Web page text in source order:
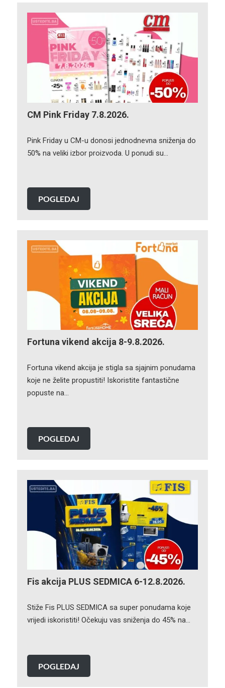
CM Pink Friday 7.8.2026.
Pink Friday u CM-u donosi jednodnevna sniženja do
50% na veliki izbor proizvoda. U ponudi su…
POGLEDAJ
Fortuna vikend akcija 8-9.8.2026.
Fortuna vikend akcija je stigla sa sjajnim ponudama
koje ne želite propustiti! Iskoristite fantastične
popuste na…
POGLEDAJ
Fis akcija PLUS SEDMICA 6-12.8.2026.
Stiže Fis PLUS SEDMICA sa super ponudama koje
vrijedi iskoristiti! Očekuju vas sniženja do 45% na…
POGLEDAJ